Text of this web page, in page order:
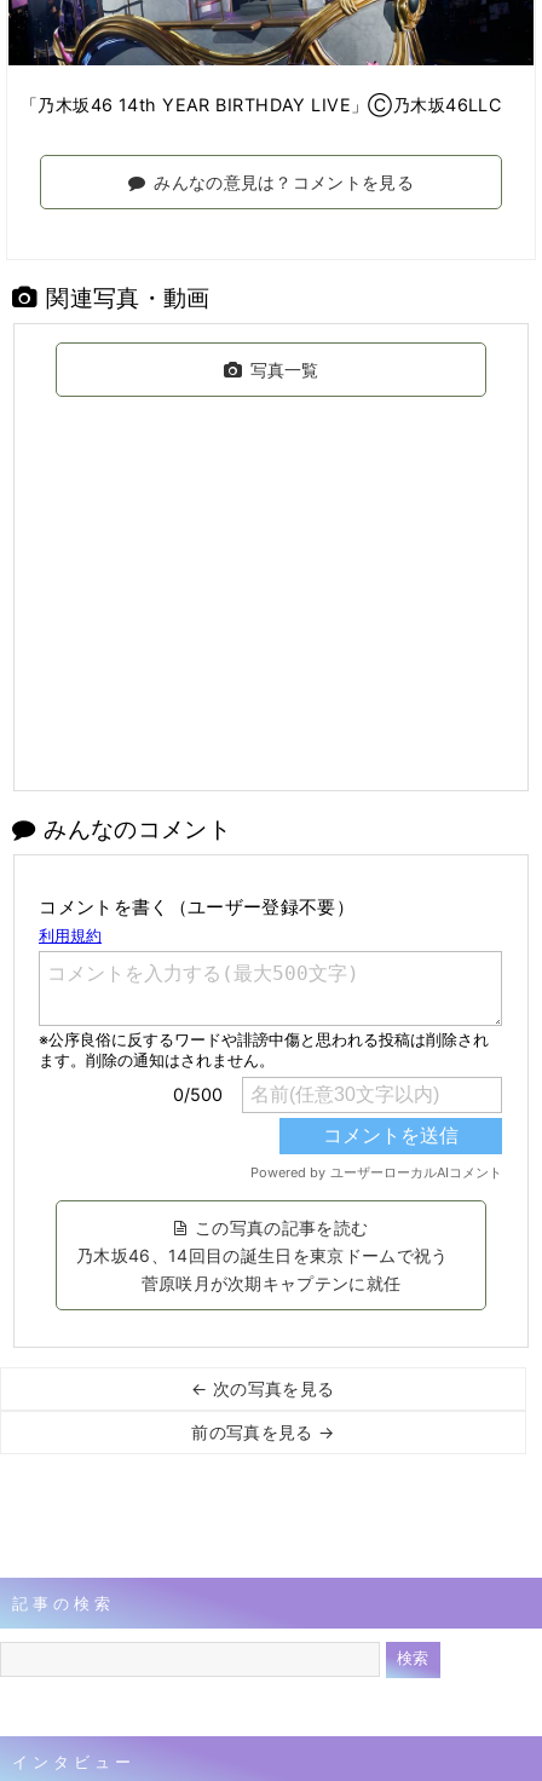
「乃木坂46 14th YEAR BIRTHDAY LIVE」Ⓒ乃木坂46LLC
みんなの意見は？コメントを見る
関連写真・動画
写真一覧
みんなのコメント
コメントを書く（ユーザー登録不要）
この写真の記事を読む
乃木坂46、14回目の誕生日を東京ドームで祝う
菅原咲月が次期キャプテンに就任
← 次の写真を見る
前の写真を見る →
記事の検索
インタビュー